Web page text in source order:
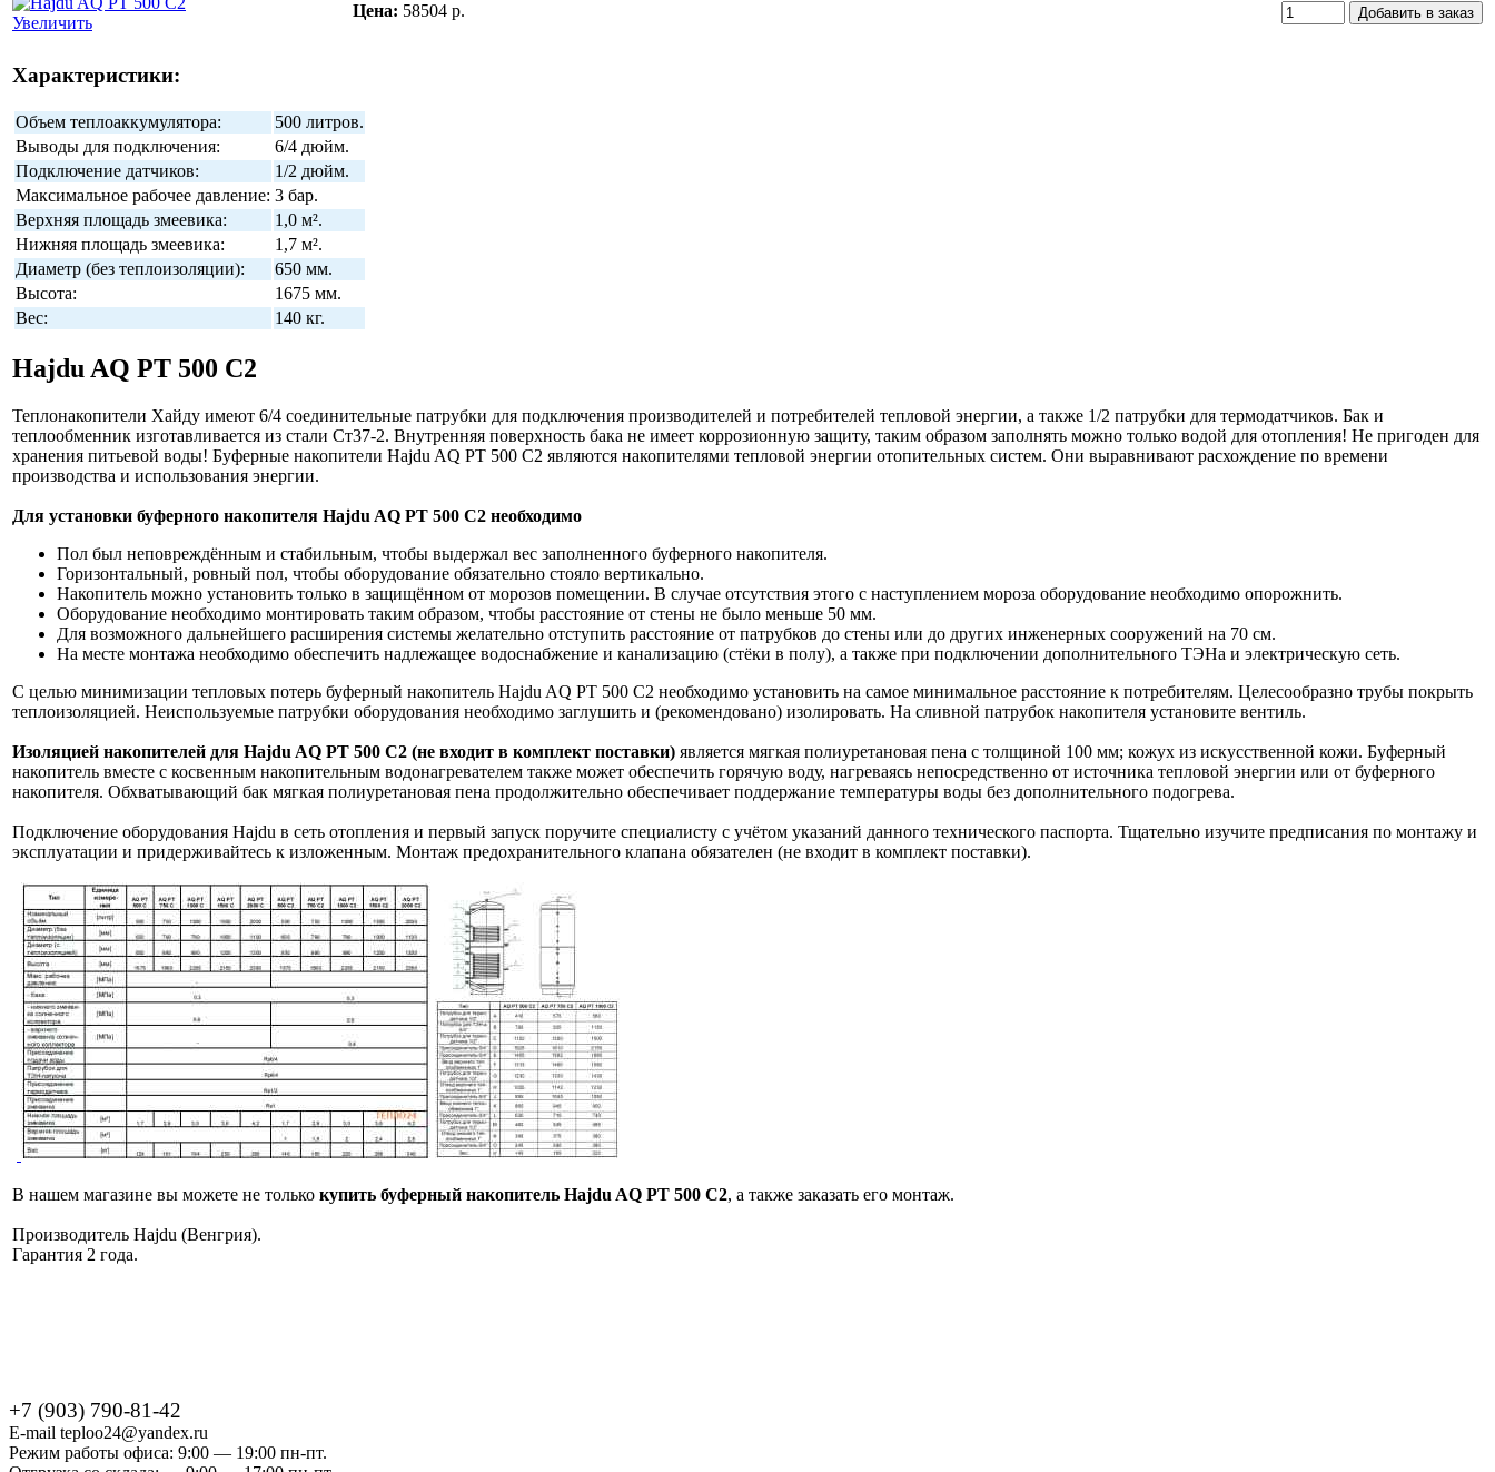
Увеличить
Цена: 58504 р.
Характеристики:
Объем теплоаккумулятора:
500 литров.
Выводы для подключения:
6/4 дюйм.
Подключение датчиков:
1/2 дюйм.
Максимальное рабочее давление: 3 бар.
Верхняя площадь змеевика:
1,0 м².
Нижняя площадь змеевика:
1,7 м².
Диаметр (без теплоизоляции):
650 мм.
Высота:
1675 мм.
Вес:
140 кг.
Hajdu AQ PT 500 C2
Теплонакопители Хайду имеют 6/4 соединительные патрубки для подключения производителей и потребителей тепловой энергии, а также 1/2 патрубки для термодатчиков. Бак и
теплообменник изготавливается из стали Ст37-2. Внутренняя поверхность бака не имеет коррозионную защиту, таким образом заполнять можно только водой для отопления! Не пригоден для
хранения питьевой воды! Буферные накопители Hajdu AQ PT 500 C2 являются накопителями тепловой энергии отопительных систем. Они выравнивают расхождение по времени
производства и использования энергии.
Для установки буферного накопителя Hajdu AQ PT 500 C2 необходимо
Пол был неповреждённым и стабильным, чтобы выдержал вес заполненного буферного накопителя.
Горизонтальный, ровный пол, чтобы оборудование обязательно стояло вертикально.
Накопитель можно установить только в защищённом от морозов помещении. В случае отсутствия этого с наступлением мороза оборудование необходимо опорожнить.
Оборудование необходимо монтировать таким образом, чтобы расстояние от стены не было меньше 50 мм.
Для возможного дальнейшего расширения системы желательно отступить расстояние от патрубков до стены или до других инженерных сооружений на 70 см.
На месте монтажа необходимо обеспечить надлежащее водоснабжение и канализацию (стёки в полу), а также при подключении дополнительного ТЭНа и электрическую сеть.
С целью минимизации тепловых потерь буферный накопитель Hajdu AQ PT 500 C2 необходимо установить на самое минимальное расстояние к потребителям. Целесообразно трубы покрыть
теплоизоляцией. Неиспользуемые патрубки оборудования необходимо заглушить и (рекомендовано) изолировать. На сливной патрубок накопителя установите вентиль.
Изоляцией накопителей для Hajdu AQ PT 500 C2 (не входит в комплект поставки) является мягкая полиуретановая пена с толщиной 100 мм; кожух из искусственной кожи. Буферный
накопитель вместе с косвенным накопительным водонагревателем также может обеспечить горячую воду, нагреваясь непосредственно от источника тепловой энергии или от буферного
накопителя. Обхватывающий бак мягкая полиуретановая пена продолжительно обеспечивает поддержание температуры воды без дополнительного подогрева.
Подключение оборудования Hajdu в сеть отопления и первый запуск поручите специалисту с учётом указаний данного технического паспорта. Тщательно изучите предписания по монтажу и
эксплуатации и придерживайтесь к изложенным. Монтаж предохранительного клапана обязателен (не входит в комплект поставки).
В нашем магазине вы можете не только купить буферный накопитель Hajdu AQ PT 500 C2, а также заказать его монтаж.
Производитель Hajdu (Венгрия).
Гарантия 2 года.
+7 (903) 790-81-42
E-mail teploo24@yandex.ru
Режим работы офиса: 9:00 — 19:00 пн-пт.